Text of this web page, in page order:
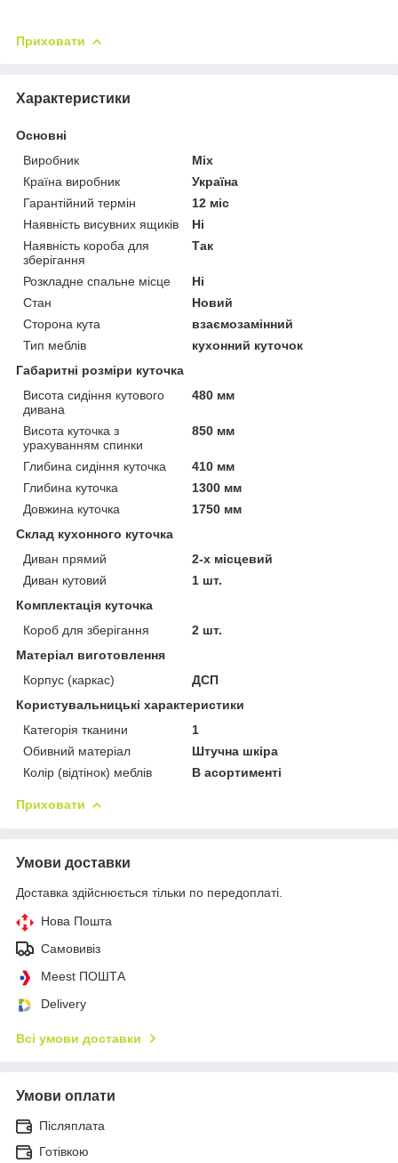
Приховати
Характеристики
Основні
Виробник
Mix
Країна виробник
Україна
Гарантійний термін
12 міс
Наявність висувних ящиків
Ні
Наявність короба для
зберігання
Так
Розкладне спальне місце
Ні
Стан
Новий
Сторона кута
взаємозамінний
Тип меблів
кухонний куточок
Габаритні розміри куточка
Висота сидіння кутового
дивана
480 мм
Висота куточка з
урахуванням спинки
850 мм
Глибина сидіння куточка
410 мм
Глибина куточка
1300 мм
Довжина куточка
1750 мм
Склад кухонного куточка
Диван прямий
2-х місцевий
Диван кутовий
1 шт.
Комплектація куточка
Короб для зберігання
2 шт.
Матеріал виготовлення
Корпус (каркас)
ДСП
Користувальницькі характеристики
Категорія тканини
1
Обивний матеріал
Штучна шкіра
Колір (відтінок) меблів
В асортименті
Приховати
Умови доставки
Доставка здійснюється тільки по передоплаті.
Нова Пошта
Самовивіз
Meest ПОШТА
Delivery
Всі умови доставки
Умови оплати
Післяплата
Готівкою